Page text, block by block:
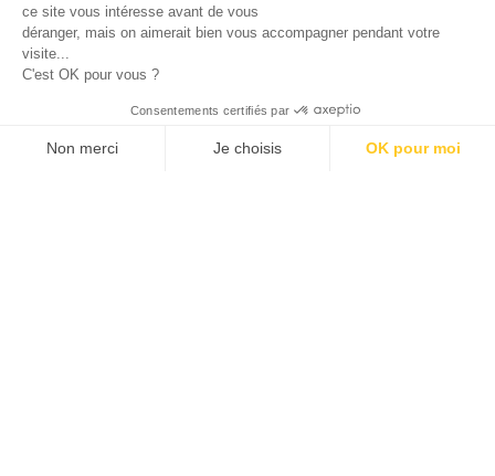
ce site vous intéresse avant de vous
déranger, mais on aimerait bien vous accompagner pendant votre
visite...
C'est OK pour vous ?
Consentements certifiés par
Non merci Je choisis
OK pour moi